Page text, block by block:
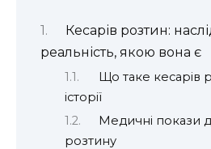
Кесарів розтин:
реальність, якою вона є
Що таке кесарів
історії
Медичні покази
розтину